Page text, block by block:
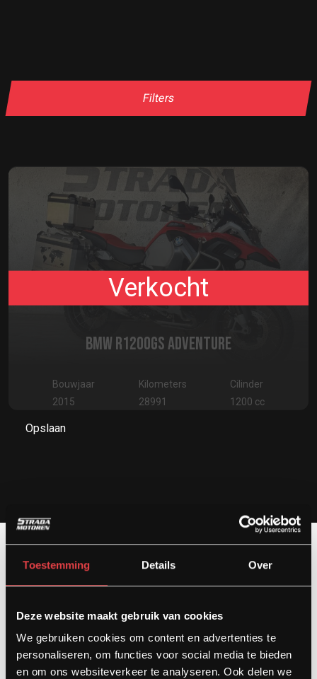
Toestemming Details Over
Deze website maakt gebruik van cookies
We gebruiken cookies om content en advertenties te
personaliseren, om functies voor social media te bieden
en om ons websiteverkeer te analyseren. Ook delen we
Filters
Verkocht
BMW R1200GS ADVENTURE
Bouwjaar
2015
Kilometers
28991
Cilinder
1200 cc
Opslaan
Contact
Kardinaal van Rossumstraat 44-A
5104 HN Dongen
info@stradamotoren.nl